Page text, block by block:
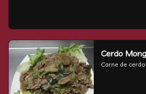
Cerdo
Carne de